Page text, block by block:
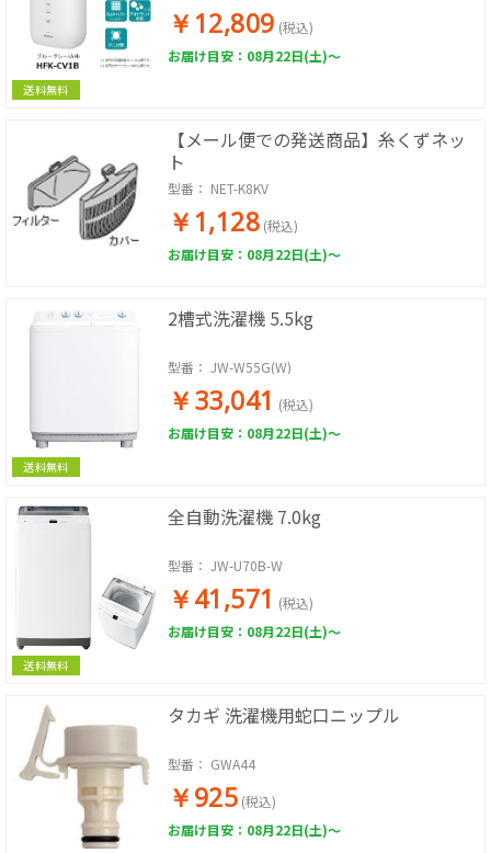
送料無料
￥12,809 (税込)
お届け目安：08月22日(土)～
【メール便での発送商品】糸くずネッ
ト
型番： NET-K8KV
￥1,128 (税込)
お届け目安：08月22日(土)～
送料無料
2槽式洗濯機 5.5kg
型番： JW-W55G(W)
￥33,041 (税込)
お届け目安：08月22日(土)～
送料無料
全自動洗濯機 7.0kg
型番： JW-U70B-W
￥41,571 (税込)
お届け目安：08月22日(土)～
タカギ 洗濯機用蛇口ニップル
型番： GWA44
￥925 (税込)
お届け目安：08月22日(土)～